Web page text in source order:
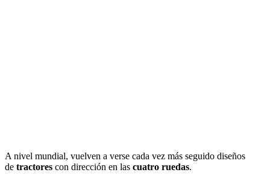
A nivel mundial, vuelven a verse cada vez más seguido diseños
de tractores con dirección en las cuatro ruedas.